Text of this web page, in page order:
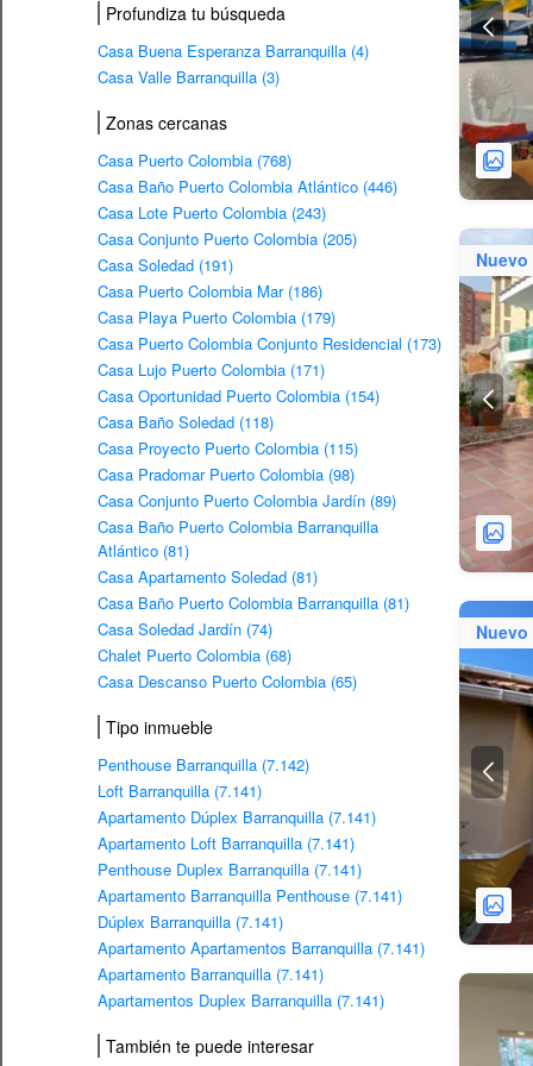
Profundiza tu búsqueda
Casa Buena Esperanza Barranquilla (4)
Casa Valle Barranquilla (3)
Zonas cercanas
Casa Puerto Colombia (768)
Casa Baño Puerto Colombia Atlántico (446)
Casa Lote Puerto Colombia (243)
Casa Conjunto Puerto Colombia (205)
Casa Soledad (191)
Casa Puerto Colombia Mar (186)
Casa Playa Puerto Colombia (179)
Casa Puerto Colombia Conjunto Residencial (173)
Casa Lujo Puerto Colombia (171)
Casa Oportunidad Puerto Colombia (154)
Casa Baño Soledad (118)
Casa Proyecto Puerto Colombia (115)
Casa Pradomar Puerto Colombia (98)
Casa Conjunto Puerto Colombia Jardín (89)
Casa Baño Puerto Colombia Barranquilla
Atlántico (81)
Casa Apartamento Soledad (81)
Casa Baño Puerto Colombia Barranquilla (81)
Casa Soledad Jardín (74)
Chalet Puerto Colombia (68)
Casa Descanso Puerto Colombia (65)
Tipo inmueble
Penthouse Barranquilla (7.142)
Loft Barranquilla (7.141)
Apartamento Dúplex Barranquilla (7.141)
Apartamento Loft Barranquilla (7.141)
Penthouse Duplex Barranquilla (7.141)
Apartamento Barranquilla Penthouse (7.141)
Dúplex Barranquilla (7.141)
Apartamento Apartamentos Barranquilla (7.141)
Apartamento Barranquilla (7.141)
Apartamentos Duplex Barranquilla (7.141)
También te puede interesar
Nuevo
Nuevo